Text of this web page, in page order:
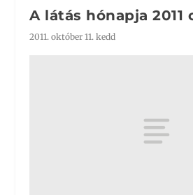
A látás hónapja 2011
2011. október 11. kedd